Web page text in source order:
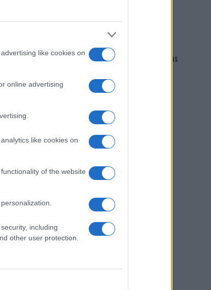
like cookies on
online advertising
like cookies on
of the website
including
other user protection.
sito o
Giovannimaria Cabras